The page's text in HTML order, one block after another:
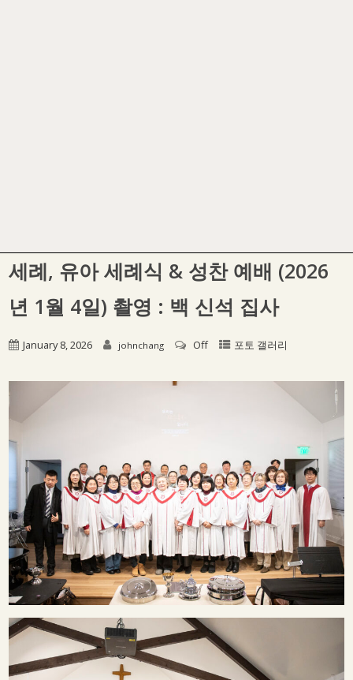
세례, 유아 세례식 & 성찬 예배 (2026
년 1월 4일) 촬영 : 백 신석 집사
January 8, 2026 johnchang Off 포토 갤러리